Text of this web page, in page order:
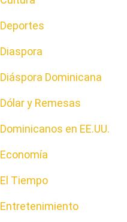
Deportes
Diaspora
Diáspora Dominicana
Dólar y Remesas
Dominicanos en EE.UU.
Economía
El Tiempo
Entretenimiento